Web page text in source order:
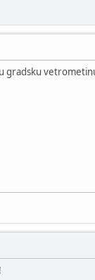
gradsku